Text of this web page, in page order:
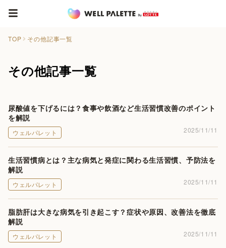
TOP その他記事一覧
その他記事一覧
尿酸値を下げるには？食事や飲酒など生活習慣改善のポイント
を解説
ウェルパレット 2025/11/11
生活習慣病とは？主な病気と発症に関わる生活習慣、予防法を
解説
ウェルパレット 2025/11/11
脂肪肝は大きな病気を引き起こす？症状や原因、改善法を徹底
解説
ウェルパレット 2025/11/11